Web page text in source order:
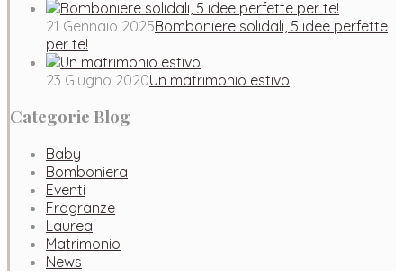
21 Gennaio 2025Bomboniere solidali, 5 idee perfette
per te!
23 Giugno 2020Un matrimonio estivo
Categorie Blog
Baby
Bomboniera
Eventi
Fragranze
Laurea
Matrimonio
News